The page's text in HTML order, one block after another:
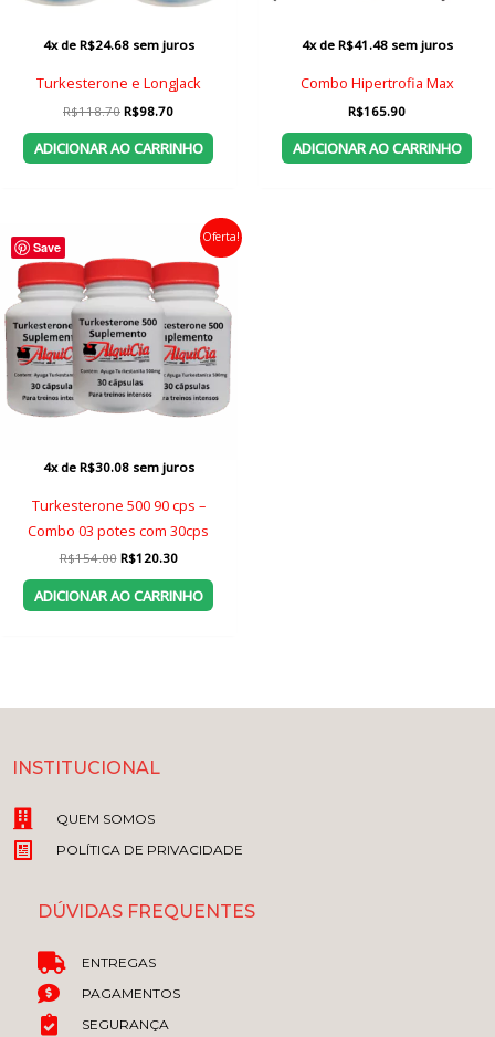
4x de R$24.68 sem juros
Turkesterone e LongJack
R$118.70 O
original
era:
R$98.70O
atual
é:
ADICIONAR AO CARRINHO
4x de R$41.48 sem juros
Combo Hipertrofia Max
R$165.90
ADICIONAR AO CARRINHO
Save
Oferta!
4x de R$30.08 sem juros
Turkesterone 500 90 cps –
Combo 03 potes com 30cps
R$154.00 O
original
era:
R$120.30O
atual
é:
ADICIONAR AO CARRINHO
INSTITUCIONAL
QUEM SOMOS
POLÍTICA DE PRIVACIDADE
DÚVIDAS FREQUENTES
ENTREGAS
PAGAMENTOS
SEGURANÇA